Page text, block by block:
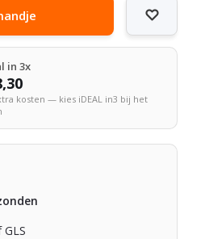
in 3x
kosten — kies iDEAL in3 bij het